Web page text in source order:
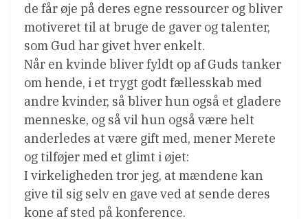
de får øje på deres egne ressourcer og bliver
motiveret til at bruge de gaver og talenter,
som Gud har givet hver enkelt.
Når en kvinde bliver fyldt op af Guds tanker
om hende, i et trygt godt fællesskab med
andre kvinder, så bliver hun også et gladere
menneske, og så vil hun også være helt
anderledes at være gift med, mener Merete
og tilføjer med et glimt i øjet:
I virkeligheden tror jeg, at mændene kan
give til sig selv en gave ved at sende deres
kone af sted på konference.